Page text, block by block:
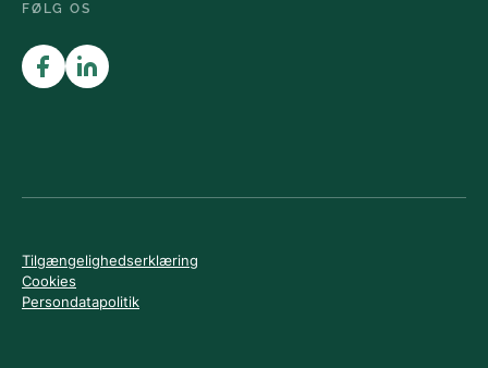
FØLG OS
Tilgængelighedserklæring
Cookies
Persondatapolitik